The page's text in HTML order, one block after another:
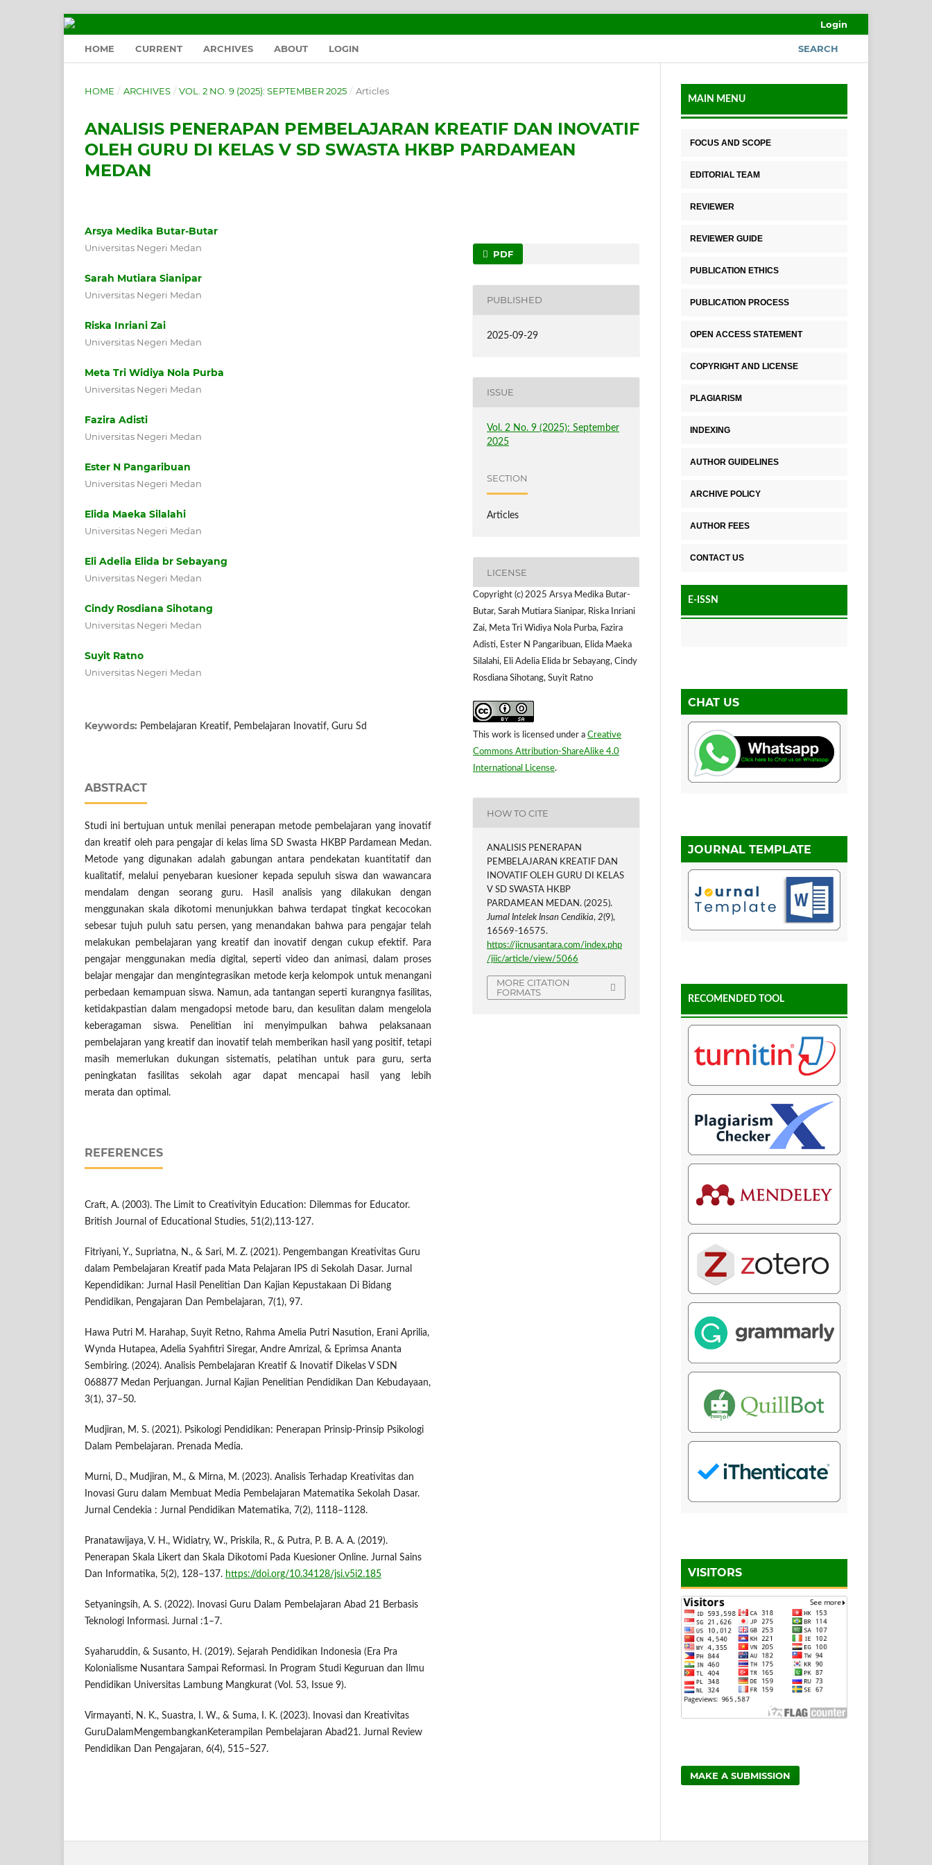
HOME CURRENT ARCHIVES ABOUT LOGIN SEARCH
Login
HOME / ARCHIVES / VOL. 2 NO. 9 (2025): SEPTEMBER 2025 / Articles
ANALISIS PENERAPAN PEMBELAJARAN KREATIF DAN INOVATIF
OLEH GURU DI KELAS V SD SWASTA HKBP PARDAMEAN
MEDAN
Arsya Medika Butar-Butar
Universitas Negeri Medan
Sarah Mutiara Sianipar
Universitas Negeri Medan
Riska Inriani Zai
Universitas Negeri Medan
Meta Tri Widiya Nola Purba
Universitas Negeri Medan
Fazira Adisti
Universitas Negeri Medan
Ester N Pangaribuan
Universitas Negeri Medan
Elida Maeka Silalahi
Universitas Negeri Medan
Eli Adelia Elida br Sebayang
Universitas Negeri Medan
Cindy Rosdiana Sihotang
Universitas Negeri Medan
Suyit Ratno
Universitas Negeri Medan
Keywords: Pembelajaran Kreatif, Pembelajaran Inovatif, Guru Sd
ABSTRACT
Studi ini bertujuan untuk menilai penerapan metode pembelajaran yang inovatif
dan kreatif oleh para pengajar di kelas lima SD Swasta HKBP Pardamean Medan.
Metode yang digunakan adalah gabungan antara pendekatan kuantitatif dan
kualitatif, melalui penyebaran kuesioner kepada sepuluh siswa dan wawancara
mendalam dengan seorang guru. Hasil analisis yang dilakukan dengan
menggunakan skala dikotomi menunjukkan bahwa terdapat tingkat kecocokan
sebesar tujuh puluh satu persen, yang menandakan bahwa para pengajar telah
melakukan pembelajaran yang kreatif dan inovatif dengan cukup efektif. Para
pengajar menggunakan media digital, seperti video dan animasi, dalam proses
belajar mengajar dan mengintegrasikan metode kerja kelompok untuk menangani
perbedaan kemampuan siswa. Namun, ada tantangan seperti kurangnya fasilitas,
ketidakpastian dalam mengadopsi metode baru, dan kesulitan dalam mengelola
keberagaman siswa. Penelitian ini menyimpulkan bahwa pelaksanaan
pembelajaran yang kreatif dan inovatif telah memberikan hasil yang positif, tetapi
masih memerlukan dukungan sistematis, pelatihan untuk para guru, serta
peningkatan fasilitas sekolah agar dapat mencapai hasil yang lebih
merata dan optimal.
REFERENCES
Craft, A. (2003). The Limit to Creativityin Education: Dilemmas for Educator.
British Journal of Educational Studies, 51(2),113-127.
Fitriyani, Y., Supriatna, N., & Sari, M. Z. (2021). Pengembangan Kreativitas Guru
dalam Pembelajaran Kreatif pada Mata Pelajaran IPS di Sekolah Dasar. Jurnal
Kependidikan: Jurnal Hasil Penelitian Dan Kajian Kepustakaan Di Bidang
Pendidikan, Pengajaran Dan Pembelajaran, 7(1), 97.
Hawa Putri M. Harahap, Suyit Retno, Rahma Amelia Putri Nasution, Erani Aprilia,
Wynda Hutapea, Adelia Syahfitri Siregar, Andre Amrizal, & Eprimsa Ananta
Sembiring. (2024). Analisis Pembelajaran Kreatif & Inovatif Dikelas V SDN
068877 Medan Perjuangan. Jurnal Kajian Penelitian Pendidikan Dan Kebudayaan,
3(1), 37–50.
Mudjiran, M. S. (2021). Psikologi Pendidikan: Penerapan Prinsip-Prinsip Psikologi
Dalam Pembelajaran. Prenada Media.
Murni, D., Mudjiran, M., & Mirna, M. (2023). Analisis Terhadap Kreativitas dan
Inovasi Guru dalam Membuat Media Pembelajaran Matematika Sekolah Dasar.
Jurnal Cendekia : Jurnal Pendidikan Matematika, 7(2), 1118–1128.
Pranatawijaya, V. H., Widiatry, W., Priskila, R., & Putra, P. B. A. A. (2019).
Penerapan Skala Likert dan Skala Dikotomi Pada Kuesioner Online. Jurnal Sains
Dan Informatika, 5(2), 128–137. https://doi.org/10.34128/jsi.v5i2.185
Setyaningsih, A. S. (2022). Inovasi Guru Dalam Pembelajaran Abad 21 Berbasis
Teknologi Informasi. Jurnal :1–7.
Syaharuddin, & Susanto, H. (2019). Sejarah Pendidikan Indonesia (Era Pra
Kolonialisme Nusantara Sampai Reformasi. In Program Studi Keguruan dan Ilmu
Pendidikan Universitas Lambung Mangkurat (Vol. 53, Issue 9).
Virmayanti, N. K., Suastra, I. W., & Suma, I. K. (2023). Inovasi dan Kreativitas
GuruDalamMengembangkanKeterampilan Pembelajaran Abad21. Jurnal Review
Pendidikan Dan Pengajaran, 6(4), 515–527.
PDF
PUBLISHED
2025-09-29
ISSUE
Vol. 2 No. 9 (2025): September
2025
SECTION
Articles
LICENSE
Copyright (c) 2025 Arsya Medika Butar-
Butar, Sarah Mutiara Sianipar, Riska Inriani
Zai, Meta Tri Widiya Nola Purba, Fazira
Adisti, Ester N Pangaribuan, Elida Maeka
Silalahi, Eli Adelia Elida br Sebayang, Cindy
Rosdiana Sihotang, Suyit Ratno
This work is licensed under a Creative
Commons Attribution-ShareAlike 4.0
International License.
HOW TO CITE
ANALISIS PENERAPAN
PEMBELAJARAN KREATIF DAN
INOVATIF OLEH GURU DI KELAS
V SD SWASTA HKBP
PARDAMEAN MEDAN. (2025).
Jurnal Intelek Insan Cendikia,2(9),
16569-16575.
https://jicnusantara.com/index.php
/jiic/article/view/5066
MORE CITATION
FORMATS
MAIN MENU
FOCUS AND SCOPE
EDITORIAL TEAM
REVIEWER
REVIEWER GUIDE
PUBLICATION ETHICS
PUBLICATION PROCESS
OPEN ACCESS STATEMENT
COPYRIGHT AND LICENSE
PLAGIARISM
INDEXING
AUTHOR GUIDELINES
ARCHIVE POLICY
AUTHOR FEES
CONTACT US
E-ISSN
CHAT US
JOURNAL TEMPLATE
RECOMENDED TOOL
VISITORS
MAKE A SUBMISSION